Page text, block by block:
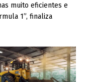
muito eficientes e
1”, finaliza